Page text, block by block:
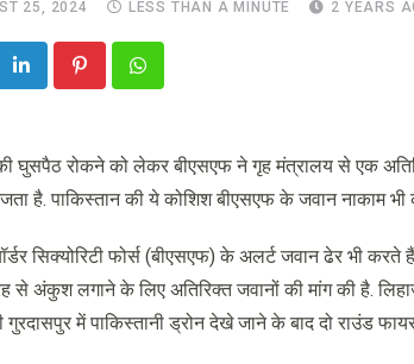
25, 2024 LESS THAN A MINUTE 2 YEARS
LinkedIn PinterestWhatsapp
की घुसपैठ रोकने को लेकर बीएसएफ ने गृह मंत्रालय से एक
है. पाकिस्तान की ये कोशिश बीएसएफ के जवान नाकाम भी
सिक्योरिटी फोर्स (बीएसएफ) के अलर्ट जवान ढेर भी
से अंकुश लगाने के लिए अतिरिक्त जवानों की मांग की है.
में पाकिस्तानी ड्रोन देखे जाने के बाद दो राउंड